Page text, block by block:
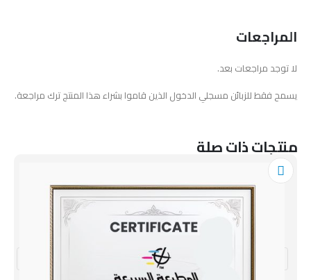
المراجعات
لا توجد مراجعات بعد.
يسمح فقط للزبائن مسجلي الدخول الذين قاموا بشراء هذا المنتج ترك مراجعة.
منتجات ذات صلة